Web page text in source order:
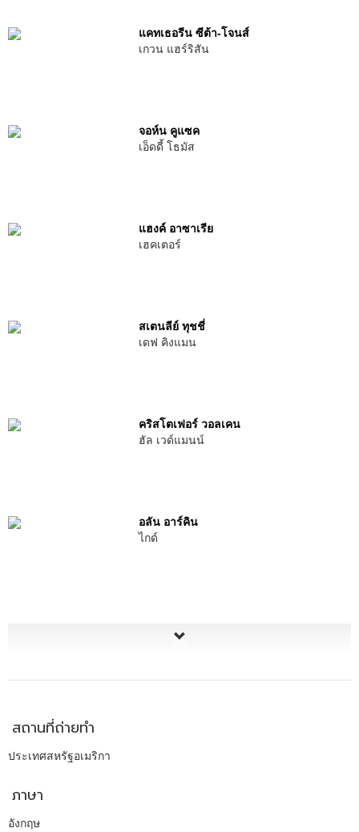
แคทเธอรีน ซีต้า-โจนส์
เกวน แฮร์ริสัน
จอห์น คูแซค
เอ็ดดี้ โธมัส
แฮงค์ อาซาเรีย
เฮคเตอร์
สเตนลีย์ ทุชชี่
เดฟ คิงแมน
คริสโตเฟอร์ วอลเคน
ฮัล เวด์แมนน์
อลัน อาร์คิน
ไกด์
สถานที่ถ่ายทำ
ประเทศสหรัฐอเมริกา
ภาษา
อังกฤษ